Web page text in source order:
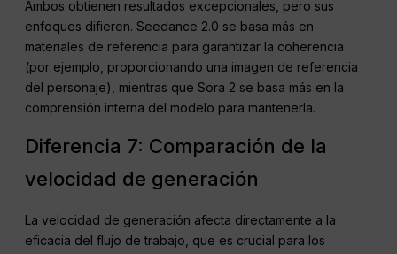
“cambien de cara” entre una toma y otra.
Ambos obtienen resultados excepcionales, pero sus
enfoques difieren. Seedance 2.0 se basa más en
materiales de referencia para garantizar la coherencia
(por ejemplo, proporcionando una imagen de referencia
comprensión interna del modelo para mantenerla.
Diferencia 7: Comparación de la
velocidad de generación